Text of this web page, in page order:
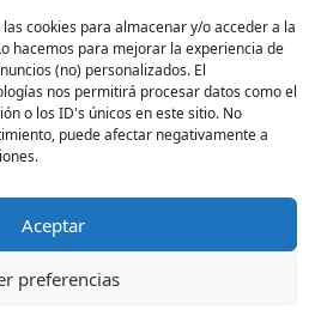
cookies para almacenar y/o acceder a la
hacemos para mejorar la experiencia de
(no) personalizados. El
nos permitirá procesar datos como el
o los ID's únicos en este sitio. No
puede afectar negativamente a
Aceptar
preferencias
bares donde el marisco
a tu plato: mejillones,